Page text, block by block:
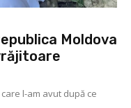
Moldova
l-am avut după ce